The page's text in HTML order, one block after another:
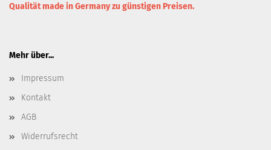
Qualität made in Germany zu günstigen Preisen.
Mehr über...
Impressum
Kontakt
AGB
Widerrufsrecht